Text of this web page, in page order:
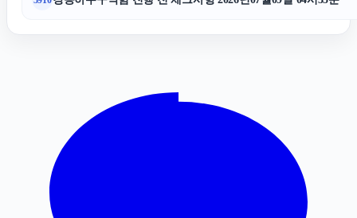
서울마약변호사